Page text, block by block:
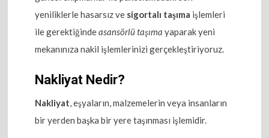
yeniliklerle hasarsız ve sigortalı taşıma işlemleri
ile gerektiğindeasansörlü taşıma yaparak yeni
mekanınıza nakil işlemlerinizi gerçekleştiriyoruz.
Nakliyat Nedir?
Nakliyat, eşyaların, malzemelerin veya insanların
bir yerden başka bir yere taşınması işlemidir.